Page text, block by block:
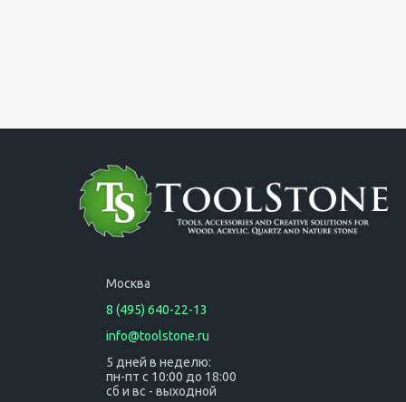
Москва
8 (495) 640-22-13
info@toolstone.ru
5 дней в неделю:
пн-пт с 10:00 до 18:00
сб и вс - выходной